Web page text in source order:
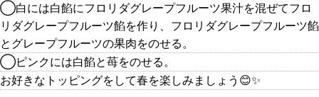
◯白には白餡にフロリダグレープフルーツ果汁を混ぜてフロ
リダグレープフルーツ餡を作り、フロリダグレープフルーツ餡
とグレープフルーツの果肉をのせる。
◯ピンクには白餡と苺をのせる。
お好きなトッピングをして春を楽しみましょう😊✨